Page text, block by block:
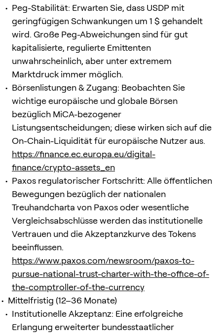
Peg-Stabilität: Erwarten Sie, dass USDP mit
geringfügigen Schwankungen um 1 $ gehandelt
wird. Große Peg-Abweichungen sind für gut
kapitalisierte, regulierte Emittenten
unwahrscheinlich, aber unter extremem
Marktdruck immer möglich.
Börsenlistungen & Zugang: Beobachten Sie
wichtige europäische und globale Börsen
bezüglich MiCA-bezogener
Listungsentscheidungen; diese wirken sich auf die
On-Chain-Liquidität für europäische Nutzer aus.
https://finance.ec.europa.eu/digital-
finance/crypto-assets_en
Paxos regulatorischer Fortschritt: Alle öffentlichen
Bewegungen bezüglich der nationalen
Treuhandcharta von Paxos oder wesentliche
Vergleichsabschlüsse werden das institutionelle
Vertrauen und die Akzeptanzkurve des Tokens
beeinflussen.
https://www.paxos.com/newsroom/paxos-to-
pursue-national-trust-charter-with-the-office-of-
the-comptroller-of-the-currency
Mittelfristig (12–36 Monate)
Institutionelle Akzeptanz: Eine erfolgreiche
Erlangung erweiterter bundesstaatlicher